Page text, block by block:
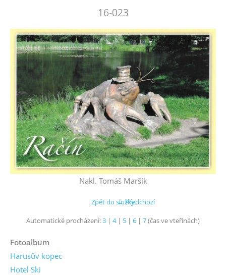
16-023
Nakl. Tomáš Maršík
← Předchozí
Zpět do složky
Automatické procházení:3 | 4| 5 | 6 | 7(čas ve vteřinách)
Fotoalbum
Harusův kopec
Hotel Ski